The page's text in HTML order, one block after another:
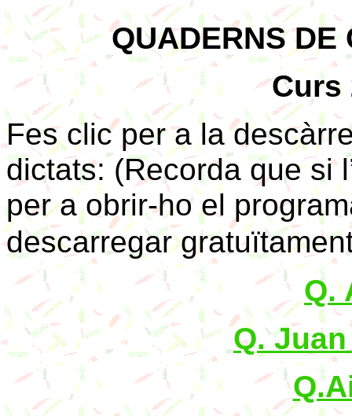
QUADERNS DE
Curs
Fes clic per a la
dictats: (Recorda que si
per a obrir-ho el
descarregar
Q.
Q.